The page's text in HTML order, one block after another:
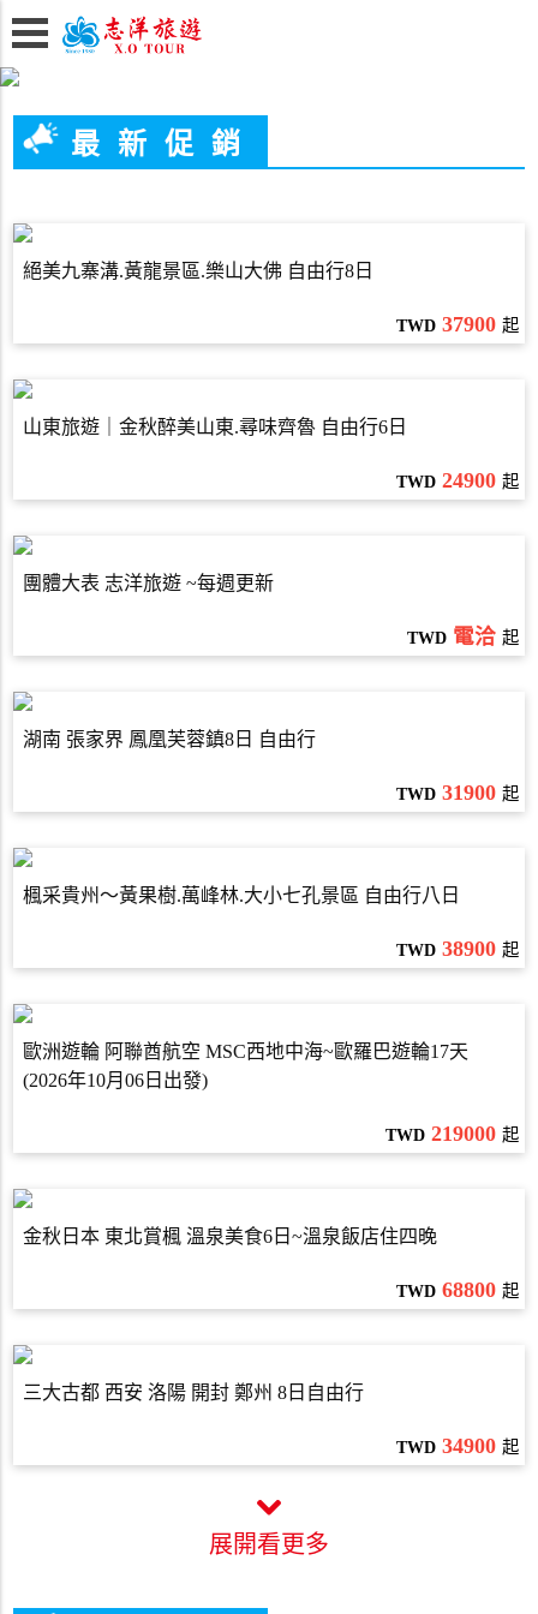
最新促銷
絕美九寨溝.黃龍景區.樂山大佛 自由行8日
TWD 37900 起
山東旅遊｜金秋醉美山東.尋味齊魯 自由行6日
TWD 24900 起
團體大表 志洋旅遊 ~每週更新
TWD 電洽 起
湖南 張家界 鳳凰芙蓉鎮8日 自由行
TWD 31900 起
楓采貴州～黃果樹.萬峰林.大小七孔景區 自由行八日
TWD 38900 起
歐洲遊輪 阿聯酋航空 MSC西地中海~歐羅巴遊輪17天
(2026年10月06日出發)
TWD 219000 起
金秋日本 東北賞楓 溫泉美食6日~溫泉飯店住四晚
TWD 68800 起
三大古都 西安 洛陽 開封 鄭州 8日自由行
TWD 34900 起
展開看更多